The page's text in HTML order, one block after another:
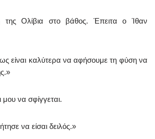
Ολίβια στο βάθος. Έπειτα ο Ίθαν
είναι καλύτερα να αφήσουμε τη φύση να
να σφίγγεται.
να είσαι δειλός.»